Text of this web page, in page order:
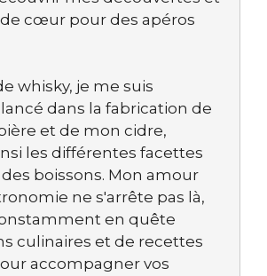
cœur pour des apéros
whisky, je me suis
dans la fabrication de
et de mon cidre,
les différentes facettes
boissons. Mon amour
ne s'arrête pas là,
en quête
culinaires et de recettes
accompagner vos